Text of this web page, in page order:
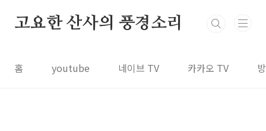
고요한 산사의 풍경소리
홈 youtube 네이브 TV 카카오 TV